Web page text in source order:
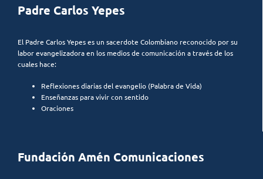
Padre Carlos Yepes
El Padre Carlos Yepes es un sacerdote Colombiano reconocido por su
labor evangelizadora en los medios de comunicación a través de los
cuales hace:
Reflexiones diarias del evangelio (Palabra de Vida)
Enseñanzas para vivir con sentido
Oraciones
Fundación Amén Comunicaciones